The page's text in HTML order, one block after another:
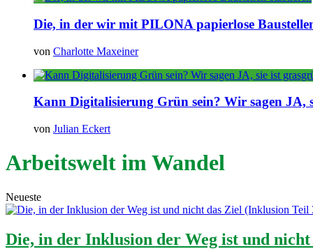
Die, in der wir mit PILONA papierlose
von Charlotte Maxeiner
Kann Digitalisierung Grün sein? Wir sagen JA,
von Julian Eckert
Arbeitswelt im Wandel
Neueste
Die, in der Inklusion der Weg ist und